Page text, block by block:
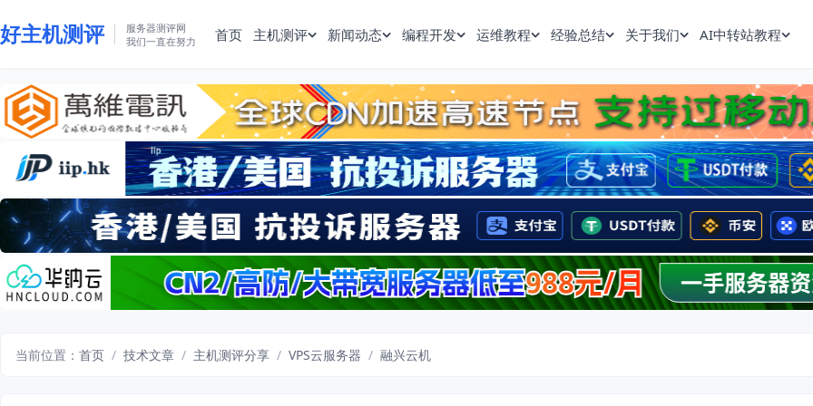
好主机测评
服务器测评网
我们一直在努力
首页 主机测评 新闻动态 编程开发 运维教程 经验总结 关于我们 AI中转站教程
当前位置： 首页 / 技术文章 / 主机测评分享 / VPS云服务器 / 融兴云机